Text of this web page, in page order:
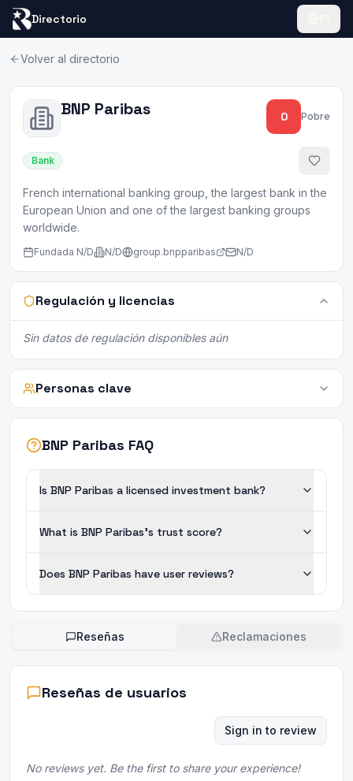
Directorio
Volver al directorio
BNP Paribas 0 Pobre
Bank
French international banking group, the largest bank in the
European Union and one of the largest banking groups
worldwide.
Fundada N/D N/D group.bnpparibas N/D
Regulación y licencias
Sin datos de regulación disponibles aún
Personas clave
BNP Paribas FAQ
Is BNP Paribas a licensed investment bank?
What is BNP Paribas's trust score?
Does BNP Paribas have user reviews?
Reseñas Reclamaciones
Reseñas de usuarios
Sign in to review
No reviews yet. Be the first to share your experience!